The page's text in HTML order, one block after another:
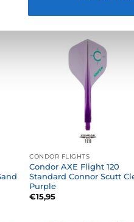
CONDOR FLIGHTS
Condor AXE Flight 120
Standard Connor Scutt
Purple
€15,95